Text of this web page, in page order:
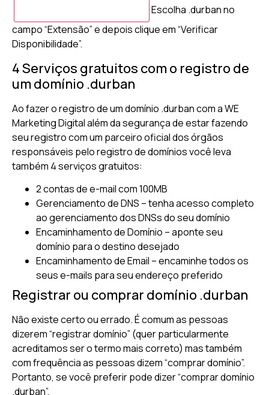
Escolha .durban no
campo “Extensão” e depois clique em “Verificar
Disponibilidade”.
4 Serviços gratuitos com o registro de
um domínio .durban
Ao fazer o registro de um domínio .durban com a WE
Marketing Digital além da segurança de estar fazendo
seu registro com um parceiro oficial dos órgãos
responsáveis pelo registro de domínios você leva
também 4 serviços gratuitos:
2 contas de e-mail com 100MB
Gerenciamento de DNS – tenha acesso completo
ao gerenciamento dos DNSs do seu domínio
Encaminhamento de Domínio – aponte seu
domínio para o destino desejado
Encaminhamento de Email – encaminhe todos os
seus e-mails para seu endereço preferido
Registrar ou comprar domínio .durban
Não existe certo ou errado. É comum as pessoas
dizerem “registrar domínio” (quer particularmente
acreditamos ser o termo mais correto) mas também
com frequência as pessoas dizem “comprar domínio”.
Portanto, se você preferir pode dizer “comprar domínio
.durban”.